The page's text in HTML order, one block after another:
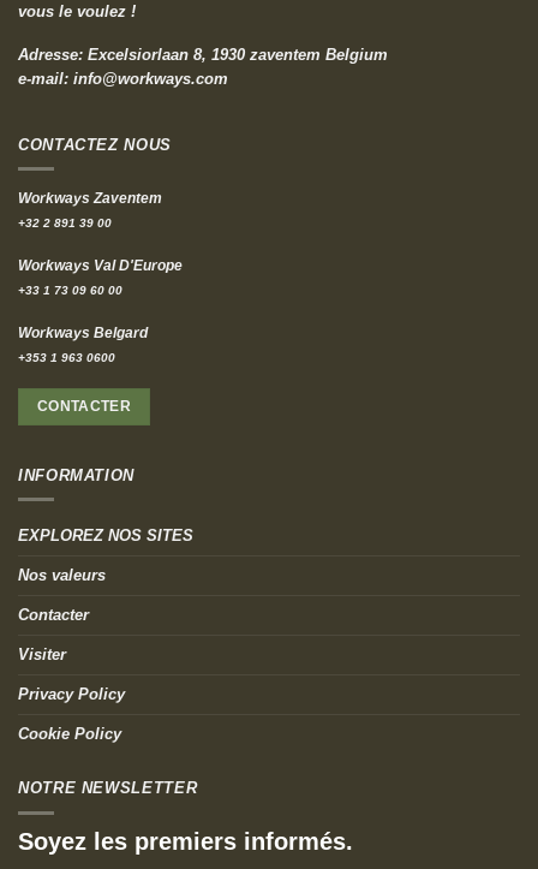
vous le voulez !
Adresse: Excelsiorlaan 8, 1930 zaventem Belgium
e-mail: info@workways.com
CONTACTEZ NOUS
Workways Zaventem
+32 2 891 39 00
Workways Val D'Europe
+33 1 73 09 60 00
Workways Belgard
+353 1 963 0600
CONTACTER
INFORMATION
EXPLOREZ NOS SITES
Nos valeurs
Contacter
Visiter
Privacy Policy
Cookie Policy
NOTRE NEWSLETTER
Soyez les premiers informés.